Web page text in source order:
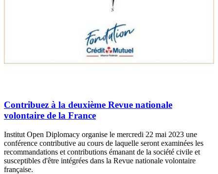
Contribuez à la deuxième Revue nationale
volontaire de la France
Institut Open Diplomacy organise le mercredi 22 mai 2023 une
conférence contributive au cours de laquelle seront examinées les
recommandations et contributions émanant de la société civile et
susceptibles d'être intégrées dans la Revue nationale volontaire
française.